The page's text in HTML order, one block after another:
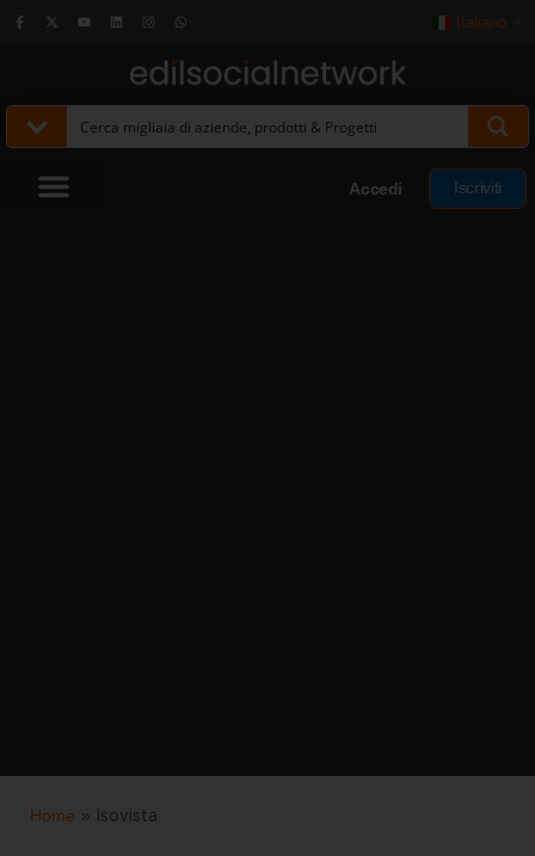
Italiano
Accedi Iscriviti
Home » Isovista